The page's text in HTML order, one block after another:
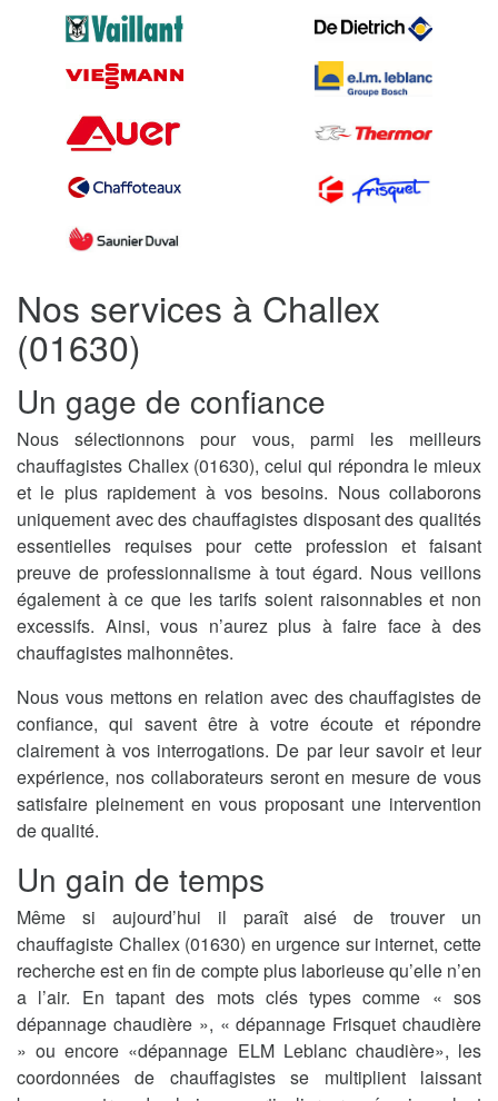
Nos services à Challex
(01630)
Un gage de confiance
Nous sélectionnons pour vous, parmi les meilleurs
chauffagistes Challex (01630), celui qui répondra le mieux
et le plus rapidement à vos besoins. Nous collaborons
uniquement avec des chauffagistes disposant des qualités
essentielles requises pour cette profession et faisant
preuve de professionnalisme à tout égard. Nous veillons
également à ce que les tarifs soient raisonnables et non
excessifs. Ainsi, vous n’aurez plus à faire face à des
chauffagistes malhonnêtes.
Nous vous mettons en relation avec des chauffagistes de
confiance, qui savent être à votre écoute et répondre
clairement à vos interrogations. De par leur savoir et leur
expérience, nos collaborateurs seront en mesure de vous
satisfaire pleinement en vous proposant une intervention
de qualité.
Un gain de temps
Même si aujourd’hui il paraît aisé de trouver un
chauffagiste Challex (01630) en urgence sur internet, cette
recherche est en fin de compte plus laborieuse qu’elle n’en
a l’air. En tapant des mots clés types comme « sos
dépannage chaudière », « dépannage Frisquet chaudière
» ou encore «dépannage ELM Leblanc chaudière», les
coordonnées de chauffagistes se multiplient laissant